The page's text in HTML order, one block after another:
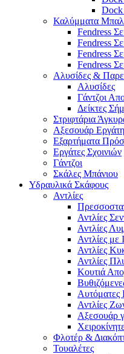
Dock
Καλύμματα
Fendress
Fendress
Fendress
Fendress
Αλυσίδες &
Αλυσίδες
Γάντζοι
Δείκτες
Στριφτάρια
Αξεσουάρ
Εξαρτήματα
Εργάτες Σχοινιών
Γάντζοι
Σκάλες Μπάνιου
Υδραυλικά Σκάφους
Αντλίες
Αντλίες
Αντλίες
Αντλίες με
Αντλίες
Αντλίες
Κουτιά
Αυτόματες
Αντλίες
Αξεσουάρ
Φλοτέρ &
Τουαλέτες